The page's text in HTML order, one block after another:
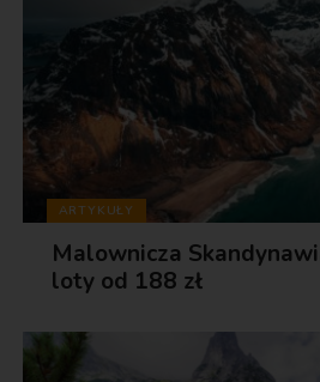
ARTYKUŁY
Malownicza
loty od 188 zł